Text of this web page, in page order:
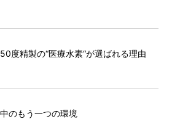
度精製の“医療水素“が選ばれる理由
のもう一つの環境